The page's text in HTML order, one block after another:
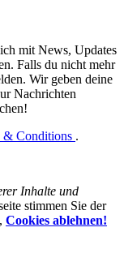
mit News, Updates
Falls du nicht mehr
Wir geben deine
Nachrichten
& Conditions .
Inhalte und
stimmen Sie der
, Cookies ablehnen!